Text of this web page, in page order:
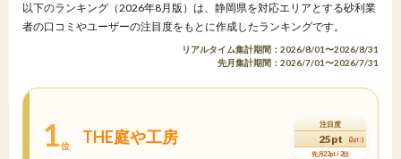
以下のランキング（2026年8月版）は、静岡県を対応エリアとする砂利業
者の口コミやユーザーの注目度をもとに作成したランキングです。
リアルタイム集計期間：2026/8/01〜2026/8/31
先月集計期間：2026/7/01〜2026/7/31
1位 THE庭や工房
注目度
25pt (3pt↑)
先月22pt / 2位